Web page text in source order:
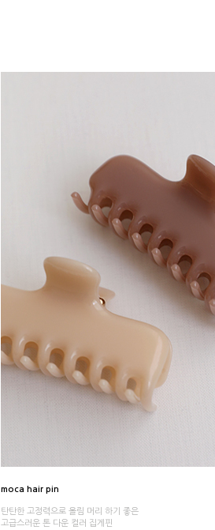
moca hair pin
탄탄한 고정력으로 올림 머리 하기 좋은
고급스러운 톤 다운 컬러 집게핀